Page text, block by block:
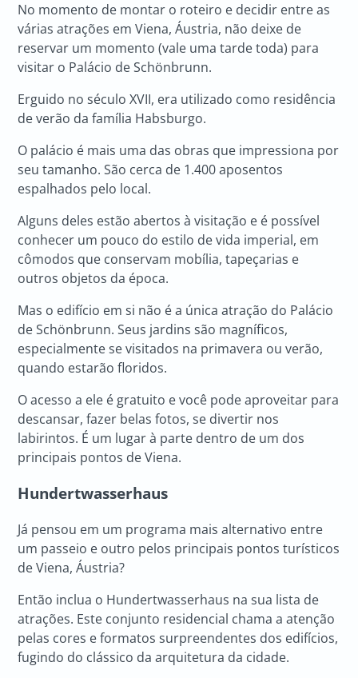
No momento de montar o roteiro e decidir entre as
várias atrações em Viena, Áustria, não deixe de
reservar um momento (vale uma tarde toda) para
visitar o Palácio de Schönbrunn.
Erguido no século XVII, era utilizado como residência
de verão da família Habsburgo.
O palácio é mais uma das obras que impressiona por
seu tamanho. São cerca de 1.400 aposentos
espalhados pelo local.
Alguns deles estão abertos à visitação e é possível
conhecer um pouco do estilo de vida imperial, em
cômodos que conservam mobília, tapeçarias e
outros objetos da época.
Mas o edifício em si não é a única atração do Palácio
de Schönbrunn. Seus jardins são magníficos,
especialmente se visitados na primavera ou verão,
quando estarão floridos.
O acesso a ele é gratuito e você pode aproveitar para
descansar, fazer belas fotos, se divertir nos
labirintos. É um lugar à parte dentro de um dos
principais pontos de Viena.
Hundertwasserhaus
Já pensou em um programa mais alternativo entre
um passeio e outro pelos principais pontos turísticos
de Viena, Áustria?
Então inclua o Hundertwasserhaus na sua lista de
atrações. Este conjunto residencial chama a atenção
pelas cores e formatos surpreendentes dos edifícios,
fugindo do clássico da arquitetura da cidade.